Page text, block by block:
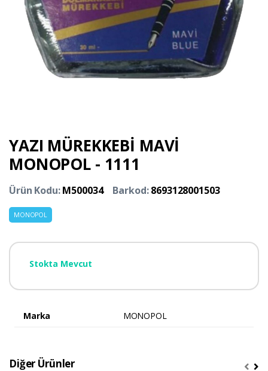
YAZI MÜREKKEBİ MAVİ
MONOPOL - 1111
Ürün Kodu:M500034 Barkod:8693128001503
MONOPOL
Stokta Mevcut
Marka MONOPOL
Diğer Ürünler